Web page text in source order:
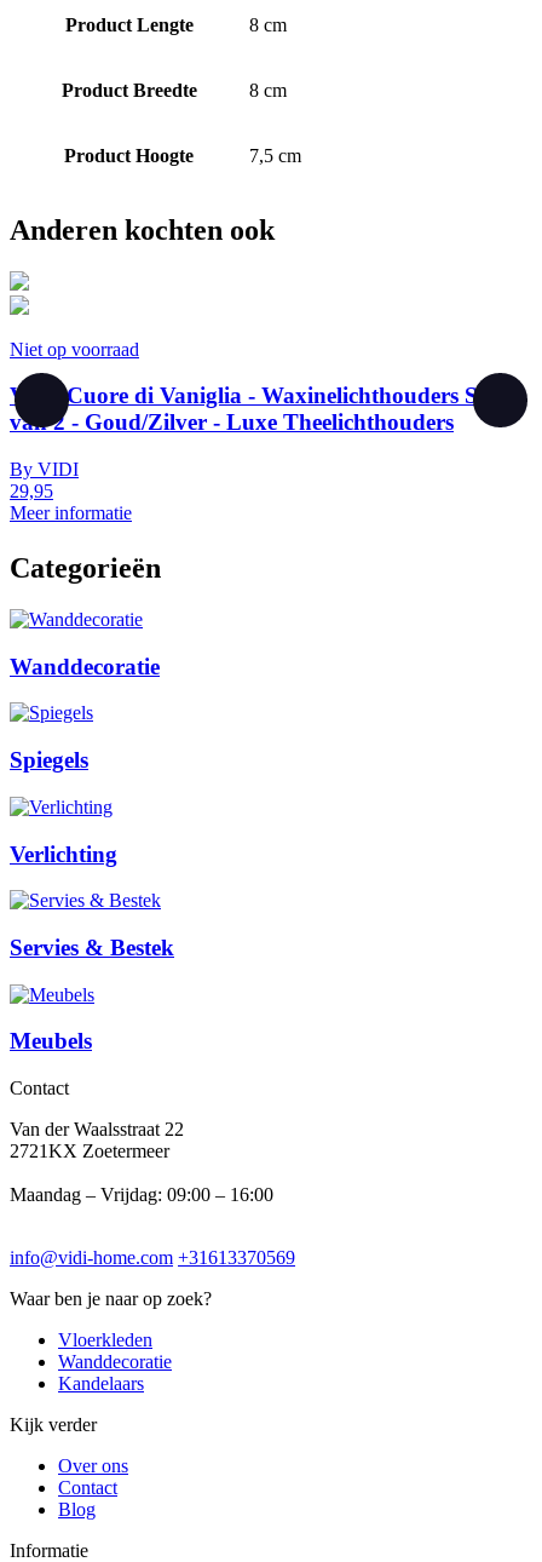
Product Lengte 8 cm
Product Breedte 8 cm
Product Hoogte 7,5 cm
Anderen kochten ook
Niet op voorraad
VIDI Cuore di Vaniglia - Waxinelichthouders Set
van 2 - Goud/Zilver - Luxe Theelichthouders
By VIDI
29,95
Meer informatie
Categorieën
Wanddecoratie
Spiegels
Verlichting
Servies & Bestek
Meubels
Contact
Van der Waalsstraat 22
2721KX Zoetermeer
Maandag – Vrijdag: 09:00 – 16:00
info@vidi-home.com +31613370569
Waar ben je naar op zoek?
Vloerkleden
Wanddecoratie
Kandelaars
Kijk verder
Over ons
Contact
Blog
Informatie